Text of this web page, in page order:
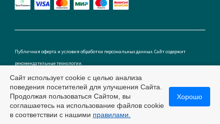
Публичная оферта и условия обработки персональных данных. Сайт содержит
рекомендательные технологии.
Россия
Сайт использует cookie с целью анализа
поведения посетителей для улучшения Сайта.
Продолжая пользоваться Сайтом, вы
соглашаетесь на использование файлов cookie
в соответствии с нашими правилами.
Хорошо